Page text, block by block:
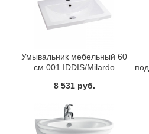
Умывальник мебельный 60
см 001 IDDIS/Milardo
8 531 руб.